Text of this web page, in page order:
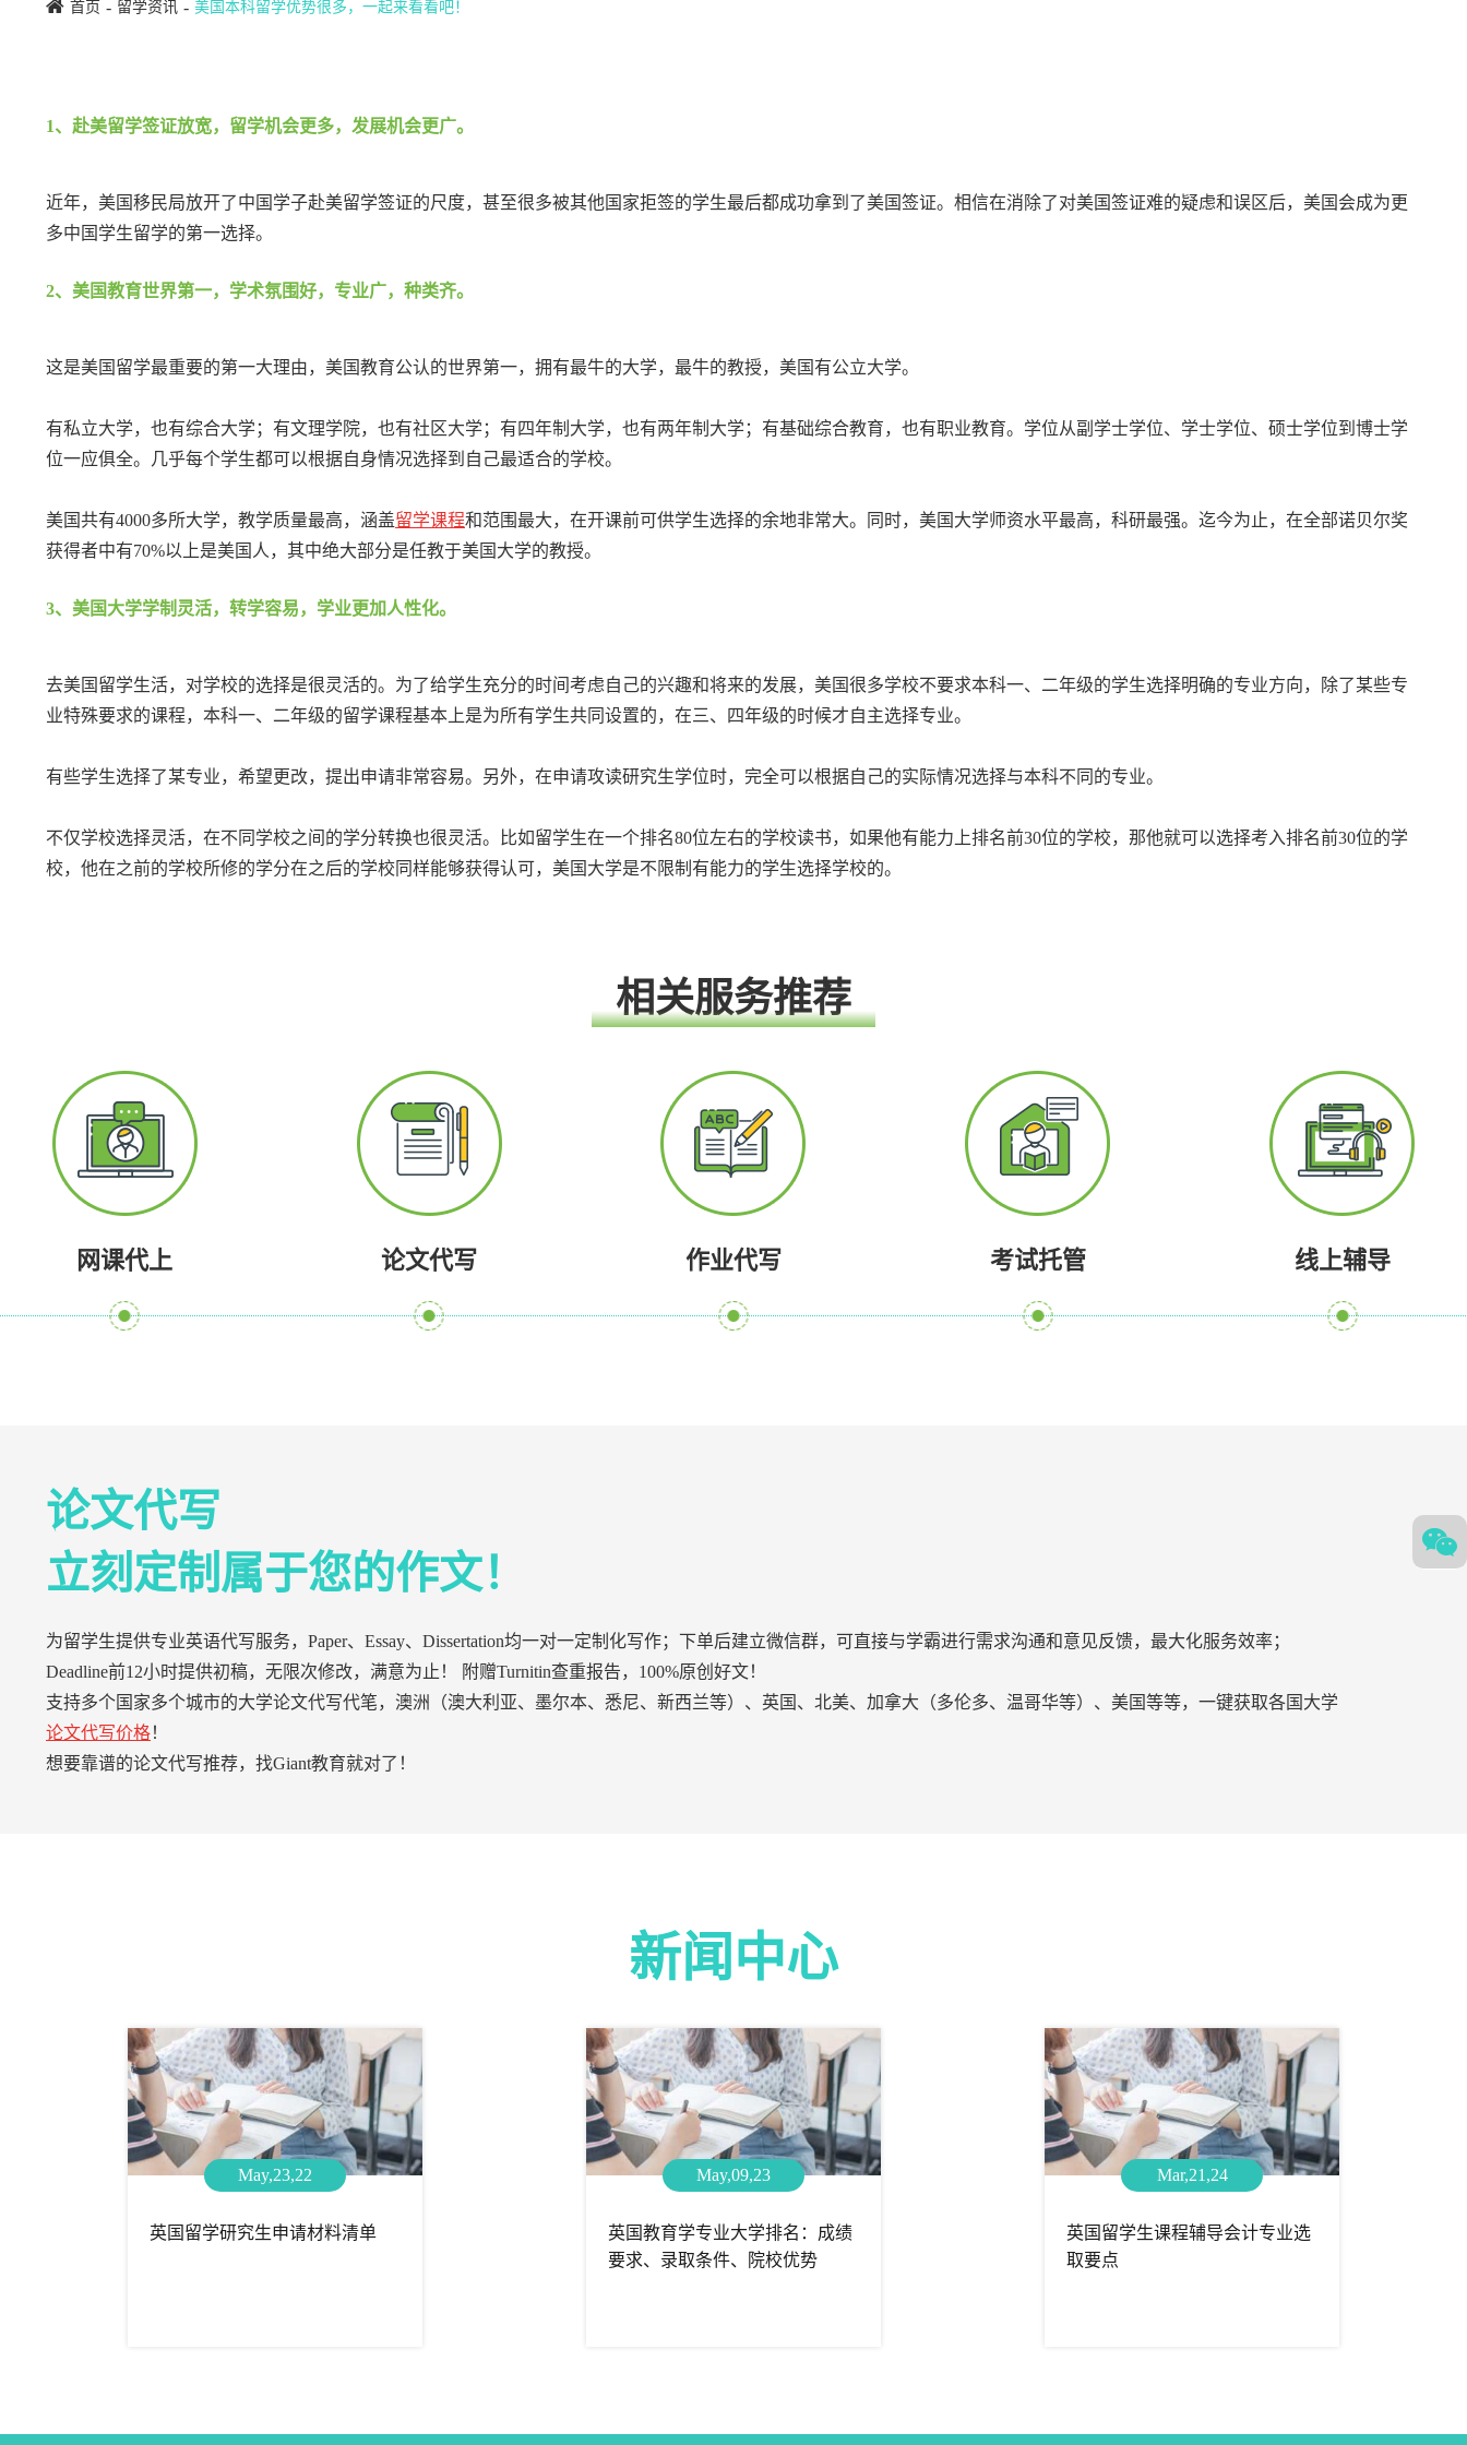
首页 留学资讯 美国本科留学优势很多，一起来看看吧！
1、赴美留学签证放宽，留学机会更多，发展机会更广。
近年，美国移民局放开了中国学子赴美留学签证的尺度，甚至很多被其他国家拒签的学生最后都成功拿到了美国签证。相信在消除了对美国签证难的疑虑和误区后，美国会成为更
多中国学生留学的第一选择。
2、美国教育世界第一，学术氛围好，专业广，种类齐。
这是美国留学最重要的第一大理由，美国教育公认的世界第一，拥有最牛的大学，最牛的教授，美国有公立大学。
有私立大学，也有综合大学；有文理学院，也有社区大学；有四年制大学，也有两年制大学；有基础综合教育，也有职业教育。学位从副学士学位、学士学位、硕士学位到博士学
位一应俱全。几乎每个学生都可以根据自身情况选择到自己最适合的学校。
美国共有4000多所大学，教学质量最高，涵盖留学课程和范围最大，在开课前可供学生选择的余地非常大。同时，美国大学师资水平最高，科研最强。迄今为止，在全部诺贝尔奖
获得者中有70%以上是美国人，其中绝大部分是任教于美国大学的教授。
3、美国大学学制灵活，转学容易，学业更加人性化。
去美国留学生活，对学校的选择是很灵活的。为了给学生充分的时间考虑自己的兴趣和将来的发展，美国很多学校不要求本科一、二年级的学生选择明确的专业方向，除了某些专
业特殊要求的课程，本科一、二年级的留学课程基本上是为所有学生共同设置的，在三、四年级的时候才自主选择专业。
有些学生选择了某专业，希望更改，提出申请非常容易。另外，在申请攻读研究生学位时，完全可以根据自己的实际情况选择与本科不同的专业。
不仅学校选择灵活，在不同学校之间的学分转换也很灵活。比如留学生在一个排名80位左右的学校读书，如果他有能力上排名前30位的学校，那他就可以选择考入排名前30位的学
校，他在之前的学校所修的学分在之后的学校同样能够获得认可，美国大学是不限制有能力的学生选择学校的。
相关服务推荐
网课代上 论文代写 作业代写 考试托管 线上辅导
论文代写
立刻定制属于您的作文！
为留学生提供专业英语代写服务，Paper、Essay、Dissertation均一对一定制化写作；下单后建立微信群，可直接与学霸进行需求沟通和意见反馈，最大化服务效率；
Deadline前12小时提供初稿，无限次修改，满意为止！ 附赠Turnitin查重报告，100%原创好文！
支持多个国家多个城市的大学论文代写代笔，澳洲（澳大利亚、墨尔本、悉尼、新西兰等）、英国、北美、加拿大（多伦多、温哥华等）、美国等等，一键获取各国大学
论文代写价格！
想要靠谱的论文代写推荐，找Giant教育就对了！
新闻中心
May,23,22
英国留学研究生申请材料清单
May,09,23
英国教育学专业大学排名：成绩
要求、录取条件、院校优势
Mar,21,24
英国留学生课程辅导会计专业选
取要点